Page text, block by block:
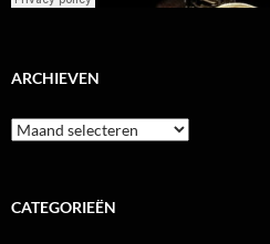
ARCHIEVEN
Archieven
CATEGORIEËN